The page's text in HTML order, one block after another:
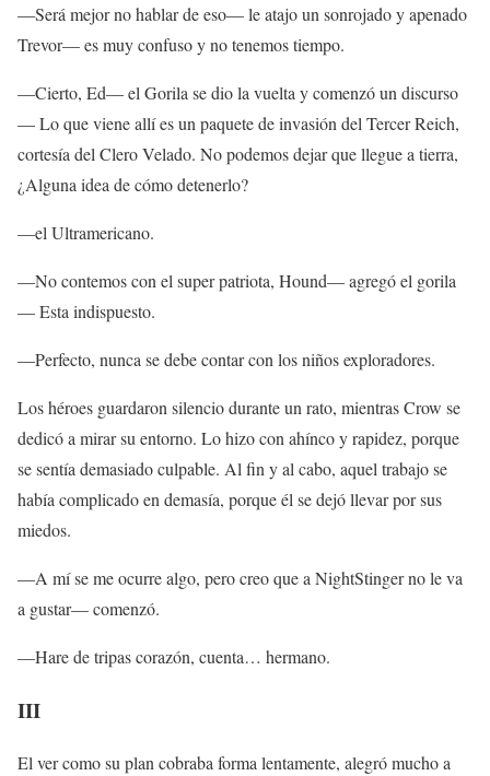
—Será mejor no hablar de eso— le atajo un sonrojado y apenado
Trevor— es muy confuso y no tenemos tiempo.
—Cierto, Ed— el Gorila se dio la vuelta y comenzó un discurso
— Lo que viene allí es un paquete de invasión del Tercer Reich,
cortesía del Clero Velado. No podemos dejar que llegue a tierra,
¿Alguna idea de cómo detenerlo?
—el Ultramericano.
—No contemos con el super patriota, Hound— agregó el gorila
— Esta indispuesto.
—Perfecto, nunca se debe contar con los niños exploradores.
Los héroes guardaron silencio durante un rato, mientras Crow se
dedicó a mirar su entorno. Lo hizo con ahínco y rapidez, porque
se sentía demasiado culpable. Al fin y al cabo, aquel trabajo se
había complicado en demasía, porque él se dejó llevar por sus
miedos.
—A mí se me ocurre algo, pero creo que a NightStinger no le va
a gustar— comenzó.
—Hare de tripas corazón, cuenta… hermano.
III
El ver como su plan cobraba forma lentamente, alegró mucho a